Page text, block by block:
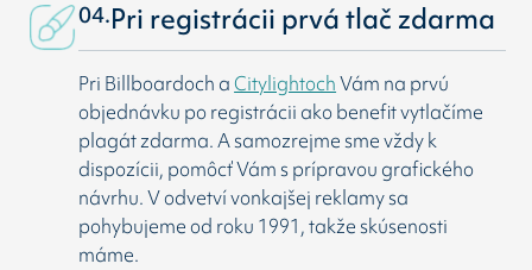
04.Pri registrácii prvá tlač zdarma
Pri Billboardoch aCitylightochVám na prvú
objednávku po registrácii ako benefit vytlačíme
plagát zdarma. A samozrejme sme vždy k
dispozícii, pomôcť Vám s prípravou grafického
návrhu. V odvetví vonkajšej reklamy sa
pohybujeme od roku 1991, takže skúsenosti
máme.